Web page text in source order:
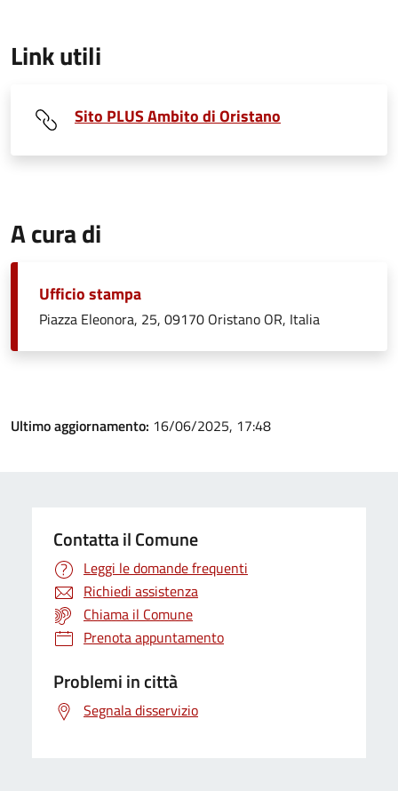
Link utili
Sito PLUS Ambito di Oristano
A cura di
Ufficio stampa
Piazza Eleonora, 25, 09170 Oristano OR, Italia
Ultimo aggiornamento: 16/06/2025, 17:48
Contatta il Comune
Leggi le domande frequenti
Richiedi assistenza
Chiama il Comune
Prenota appuntamento
Problemi in città
Segnala disservizio